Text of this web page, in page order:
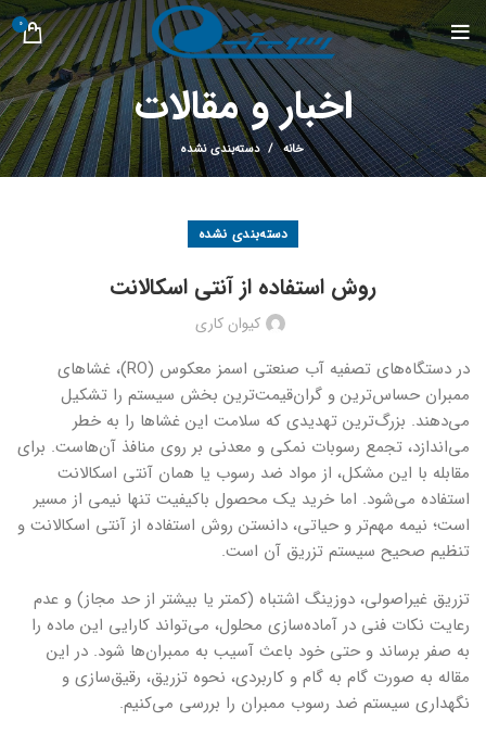
0
اخبار و مقالات
خانه دسته‌بندی نشده
دسته‌بندی نشده
روش استفاده از آنتی اسکالانت
کیوان کاری
در دستگاه‌های تصفیه آب صنعتی اسمز معکوس (RO)، غشاهای
ممبران حساس‌ترین و گران‌قیمت‌ترین بخش سیستم را تشکیل
می‌دهند. بزرگ‌ترین تهدیدی که سلامت این غشاها را به خطر
می‌اندازد، تجمع رسوبات نمکی و معدنی بر روی منافذ آن‌هاست. برای
مقابله با این مشکل، از مواد ضد رسوب یا همان آنتی اسکالانت
استفاده می‌شود. اما خرید یک محصول باکیفیت تنها نیمی از مسیر
است؛ نیمه مهم‌تر و حیاتی، دانستن روش استفاده از آنتی اسکالانت و
تنظیم صحیح سیستم تزریق آن است.
تزریق غیراصولی، دوزینگ اشتباه (کمتر یا بیشتر از حد مجاز) و عدم
رعایت نکات فنی در آماده‌سازی محلول، می‌تواند کارایی این ماده را
به صفر برساند و حتی خود باعث آسیب به ممبران‌ها شود. در این
مقاله به صورت گام به گام و کاربردی، نحوه تزریق، رقیق‌سازی و
نگهداری سیستم ضد رسوب ممبران را بررسی می‌کنیم.